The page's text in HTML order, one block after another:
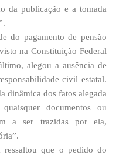
da publicação e a tomada
do pagamento de pensão
na Constituição Federal
alegou a ausência de
civil estatal.
dinâmica dos fatos alegada
documentos ou
a ser trazidas por ela,
que o pedido do